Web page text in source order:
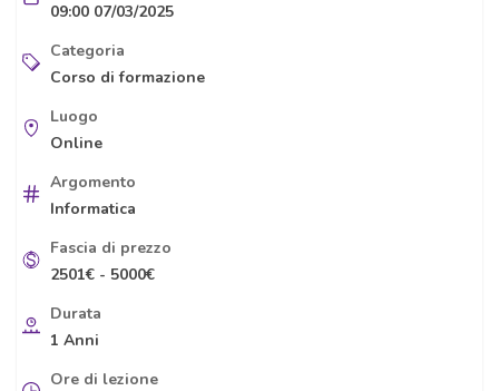
09:00 07/03/2025
Categoria
Corso di formazione
Luogo
Online
Argomento
Informatica
Fascia di prezzo
2501€ - 5000€
Durata
1 Anni
Ore di lezione